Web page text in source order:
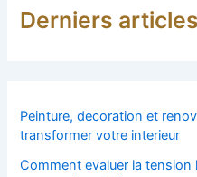
Derniers articles
Peinture, decoration et
transformer votre interieur
Comment evaluer la